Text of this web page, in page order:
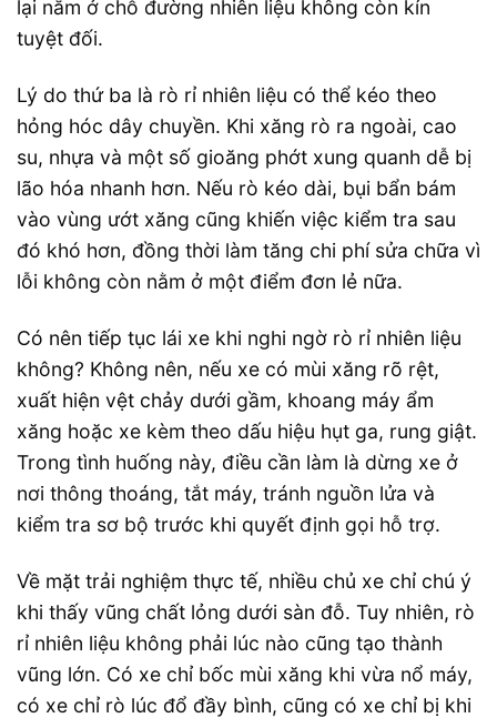
lại nằm ở chỗ đường nhiên liệu không còn kín
tuyệt đối.
Lý do thứ ba là rò rỉ nhiên liệu có thể kéo theo
hỏng hóc dây chuyền. Khi xăng rò ra ngoài, cao
su, nhựa và một số gioăng phớt xung quanh dễ bị
lão hóa nhanh hơn. Nếu rò kéo dài, bụi bẩn bám
vào vùng ướt xăng cũng khiến việc kiểm tra sau
đó khó hơn, đồng thời làm tăng chi phí sửa chữa vì
lỗi không còn nằm ở một điểm đơn lẻ nữa.
Có nên tiếp tục lái xe khi nghi ngờ rò rỉ nhiên liệu
không? Không nên, nếu xe có mùi xăng rõ rệt,
xuất hiện vệt chảy dưới gầm, khoang máy ẩm
xăng hoặc xe kèm theo dấu hiệu hụt ga, rung giật.
Trong tình huống này, điều cần làm là dừng xe ở
nơi thông thoáng, tắt máy, tránh nguồn lửa và
kiểm tra sơ bộ trước khi quyết định gọi hỗ trợ.
Về mặt trải nghiệm thực tế, nhiều chủ xe chỉ chú ý
khi thấy vũng chất lỏng dưới sàn đỗ. Tuy nhiên, rò
rỉ nhiên liệu không phải lúc nào cũng tạo thành
vũng lớn. Có xe chỉ bốc mùi xăng khi vừa nổ máy,
có xe chỉ rò lúc đổ đầy bình, cũng có xe chỉ bị khi